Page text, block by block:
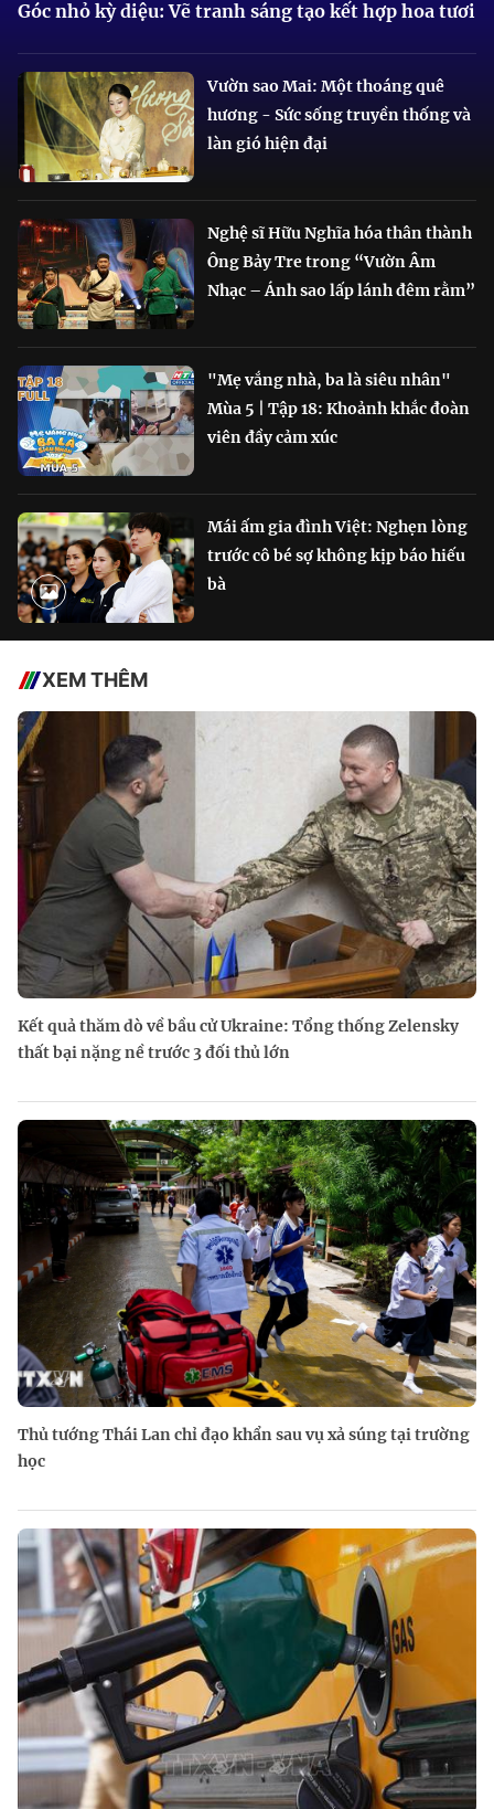
Góc nhỏ kỳ diệu: Vẽ tranh sáng tạo kết hợp hoa tươi
Vườn sao Mai: Một thoáng quê
hương - Sức sống truyền thống và
làn gió hiện đại
Nghệ sĩ Hữu Nghĩa hóa thân thành
Ông Bảy Tre trong “Vườn Âm
Nhạc – Ánh sao lấp lánh đêm rằm”
"Mẹ vắng nhà, ba là siêu nhân"
Mùa 5 | Tập 18: Khoảnh khắc đoàn
viên đầy cảm xúc
Mái ấm gia đình Việt: Nghẹn lòng
trước cô bé sợ không kịp báo hiếu
bà
XEM THÊM
Kết quả thăm dò về bầu cử Ukraine: Tổng thống Zelensky
thất bại nặng nề trước 3 đối thủ lớn
Thủ tướng Thái Lan chỉ đạo khẩn sau vụ xả súng tại trường
học